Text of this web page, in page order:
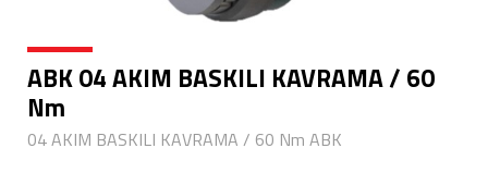
ABK 04 AKIM BASKILI KAVRAMA / 60
Nm
04 AKIM BASKILI KAVRAMA / 60 Nm ABK